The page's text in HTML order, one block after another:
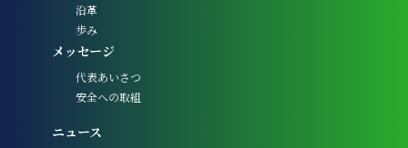
沿革
歩み
メッセージ
代表あいさつ
安全への取組
ニュース